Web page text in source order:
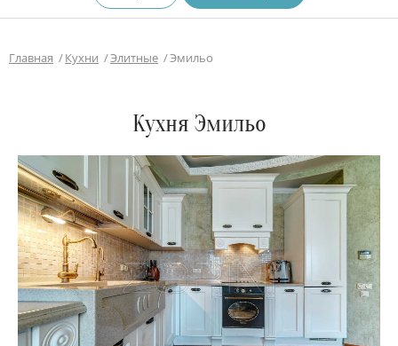
Главная Кухни Элитные Эмильо
Кухня Эмильо